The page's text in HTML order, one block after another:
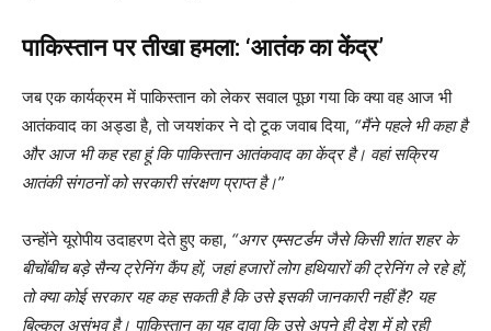
पाकिस्तान पर तीखा हमला: ‘आतंक का केंद्र’
जब एक कार्यक्रम में पाकिस्तान को लेकर सवाल पूछा गया कि क्या वह आज भी
आतंकवाद का अड्डा है, तो जयशंकर ने दो टूक जवाब दिया, “मैंने पहले भी कहा है
और आज भी कह रहा हूं कि पाकिस्तान आतंकवाद का केंद्र है। वहां सक्रिय
आतंकी संगठनों को सरकारी संरक्षण प्राप्त है।”
उन्होंने यूरोपीय उदाहरण देते हुए कहा, “अगर एम्सटर्डम जैसे किसी शांत शहर के
बीचोंबीच बड़े सैन्य ट्रेनिंग कैंप हों, जहां हजारों लोग हथियारों की ट्रेनिंग ले रहे हों,
तो क्या कोई सरकार यह कह सकती है कि उसे इसकी जानकारी नहीं है? यह
बिल्कुल असंभव है। पाकिस्तान का यह दावा कि उसे अपने ही देश में हो रही